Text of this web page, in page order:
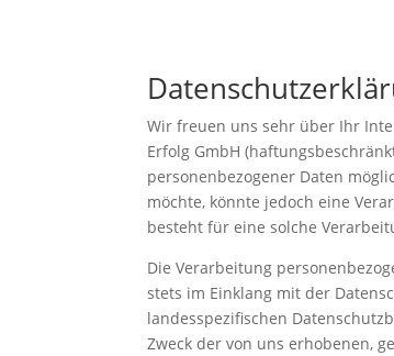
Wir freuen uns sehr über Ihr
Erfolg GmbH
personenbezogener Daten
möchte, könnte jedoch eine
besteht für eine solche
Die Verarbeitung
stets im Einklang mit der
landesspezifischen
Zweck der von uns erhobenen,